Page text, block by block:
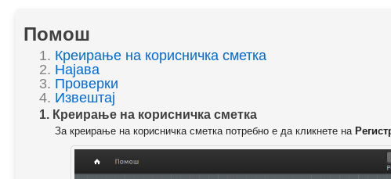
Помош
1. Креирање на корисничка сметка
2. Најава
3. Проверки
4. Извештај
1. Креирање на корисничка сметка
За креирање на корисничка сметка потребно е да кликнете на